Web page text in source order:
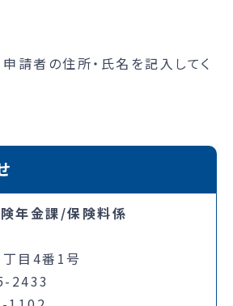
請者の住所・氏名を記入してく
年金課/保険料係
目4番1号
2433